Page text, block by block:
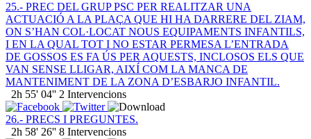
25.- PREC DEL GRUP PSC PER REALITZAR UNA
ACTUACIÓ A LA PLAÇA QUE HI HA DARRERE DEL ZIAM,
ON S’HAN COL·LOCAT NOUS EQUIPAMENTS INFANTILS,
I EN LA QUAL TOT I NO ESTAR PERMESA L’ENTRADA
DE GOSSOS ES FA ÚS PER AQUESTS, INCLOSOS ELS QUE
VAN SENSE LLIGAR, AIXÍ COM LA MANCA DE
MANTENIMENT DE LA ZONA D’ESBARJO INFANTIL.
2h 55' 04'' 2 Intervencions
26.- PRECS I PREGUNTES.
2h 58' 26'' 8 Intervencions